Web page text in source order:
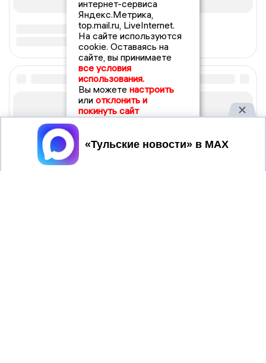
интернет-сервиса
Яндекс.Метрика,
top.mail.ru, LiveInternet.
На сайте используются
cookie. Оставаясь на
сайте, вы принимаете
все условия
использования.
Вы можете настроить
или отклонить и
покинуть сайт
Принять